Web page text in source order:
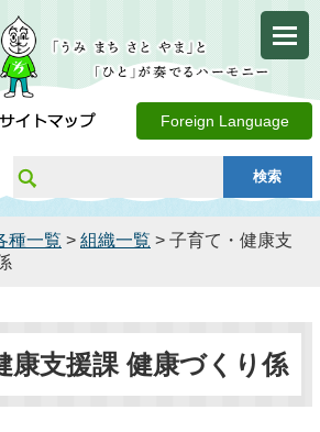
Foreign Language
種一覧 > 組織一覧 > 子育て・健康支
康支援課 健康づくり係